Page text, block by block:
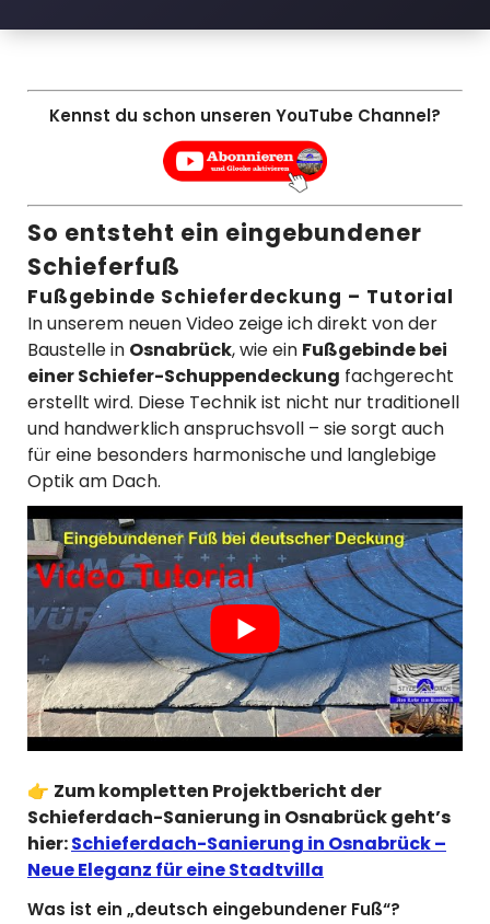
c
Kennst du schon unseren YouTube Channel?
So entsteht ein eingebundener
Schieferfuß
Fußgebinde Schieferdeckung – Tutorial
In unserem neuen Video zeige ich direkt von der
Baustelle in Osnabrück, wie ein Fußgebinde bei
einer Schiefer-Schuppendeckung fachgerecht
erstellt wird. Diese Technik ist nicht nur traditionell
und handwerklich anspruchsvoll – sie sorgt auch
für eine besonders harmonische und langlebige
Optik am Dach.
👉 Zum kompletten Projektbericht der
Schieferdach-Sanierung in Osnabrück geht’s
hier:Schieferdach-Sanierung in Osnabrück –
Neue Eleganz für eine Stadtvilla
Was ist ein „deutsch eingebundener Fuß“?